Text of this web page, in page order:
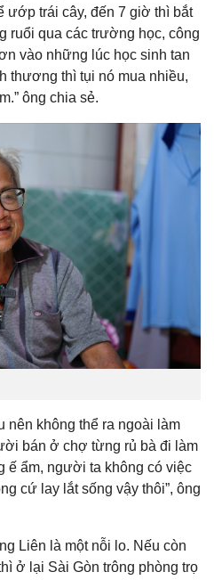
ướp trái cây, đến 7 giờ thì bắt
ruổi qua các trường học, công
vào những lúc học sinh tan
thương thì tụi nó mua nhiều,
ông chia sẻ.
nên không thể ra ngoài làm
bán ở chợ từng rủ bà đi làm
ế ẩm, người ta không có việc
cứ lay lắt sống vậy thôi”, ông
Liên là một nỗi lo. Nếu còn
ở lại Sài Gòn trông phòng trọ